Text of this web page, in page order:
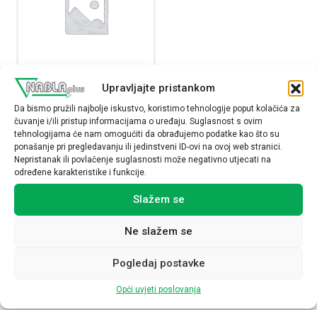
Upravljajte pristankom
Da bismo pružili najbolje iskustvo, koristimo tehnologije poput kolačića za
čuvanje i/ili pristup informacijama o uređaju. Suglasnost s ovim
tehnologijama će nam omogućiti da obrađujemo podatke kao što su
ponašanje pri pregledavanju ili jedinstveni ID-ovi na ovoj web stranici.
Nepristanak ili povlačenje suglasnosti može negativno utjecati na
određene karakteristike i funkcije.
Slažem se
Ne slažem se
Pogledaj postavke
Opći uvjeti poslovanja
Traka izolir žuto/zelena,
šir=19mm, dulj=25m
NI22T
2,13€